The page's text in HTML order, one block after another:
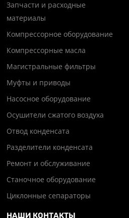
Запчасти и расходные
материалы
Компрессорное оборудование
Компрессорные масла
Магистральные фильтры
Муфты и приводы
Насосное оборудование
Осушители сжатого воздуха
Отвод конденсата
Разделители конденсата
Ремонт и обслуживание
Станочное оборудование
Циклонные сепараторы
НАШИ КОНТАКТЫ